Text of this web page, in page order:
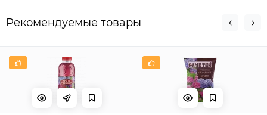
Рекомендуемые товары